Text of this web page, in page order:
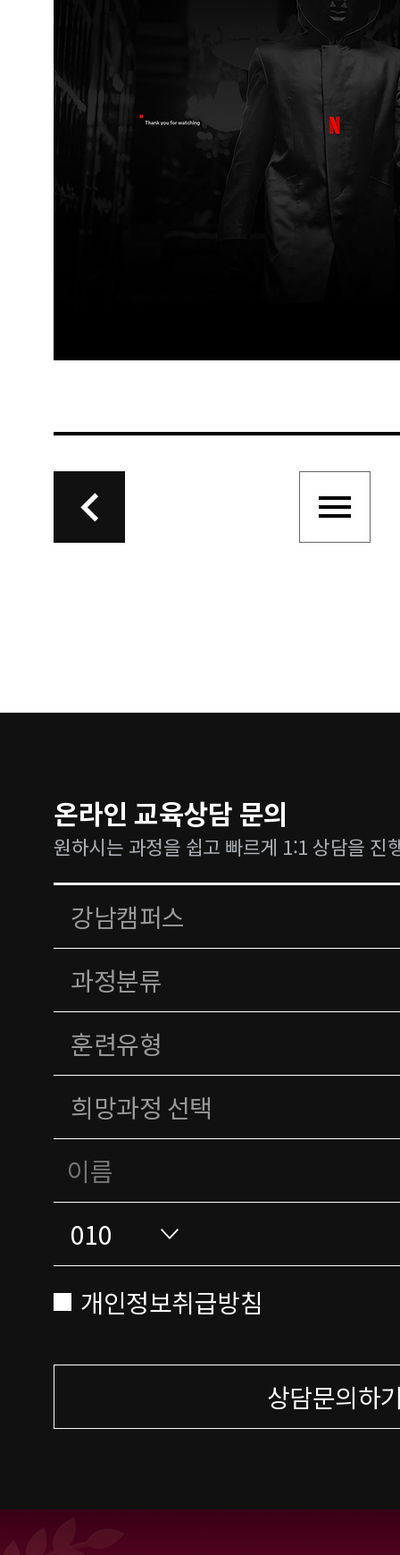
온라인 교육상담 문의
원하시는 과정을 쉽고 빠르게 1:1 상담을 진
개인정보취급방침
상담문의하